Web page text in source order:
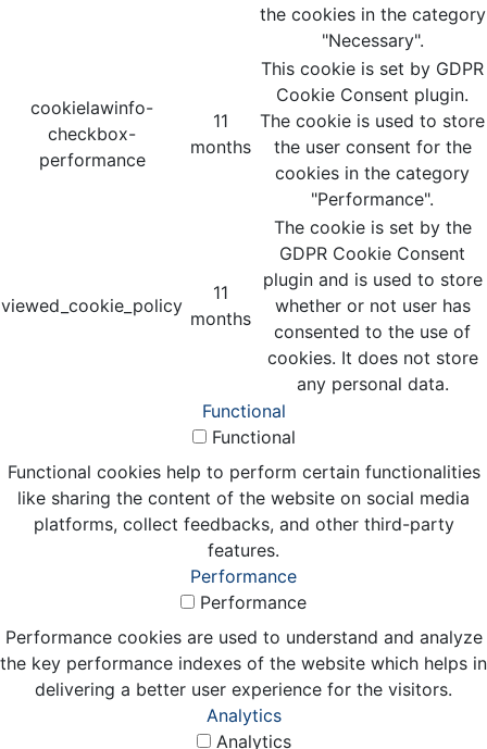
the cookies in the category
"Necessary".
cookielawinfo-
checkbox-
performance
11
months
This cookie is set by GDPR
Cookie Consent plugin.
The cookie is used to store
the user consent for the
cookies in the category
"Performance".
viewed_cookie_policy
11
months
The cookie is set by the
GDPR Cookie Consent
plugin and is used to store
whether or not user has
consented to the use of
cookies. It does not store
any personal data.
Functional
Functional
Functional cookies help to perform certain functionalities
like sharing the content of the website on social media
platforms, collect feedbacks, and other third-party
features.
Performance
Performance
Performance cookies are used to understand and analyze
the key performance indexes of the website which helps in
delivering a better user experience for the visitors.
Analytics
Analytics